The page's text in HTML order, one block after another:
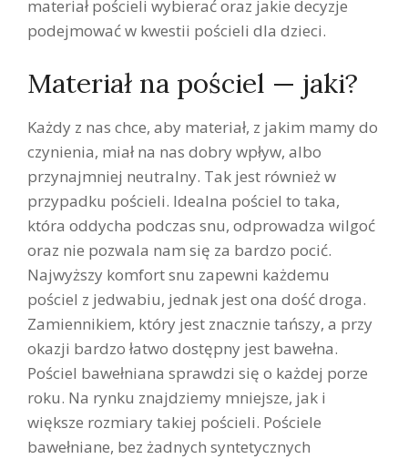
materiał pościeli wybierać oraz jakie decyzje
podejmować w kwestii pościeli dla dzieci.
Materiał na pościel — jaki?
Każdy z nas chce, aby materiał, z jakim mamy do
czynienia, miał na nas dobry wpływ, albo
przynajmniej neutralny. Tak jest również w
przypadku pościeli. Idealna pościel to taka,
która oddycha podczas snu, odprowadza wilgoć
oraz nie pozwala nam się za bardzo pocić.
Najwyższy komfort snu zapewni każdemu
pościel z jedwabiu, jednak jest ona dość droga.
Zamiennikiem, który jest znacznie tańszy, a przy
okazji bardzo łatwo dostępny jest bawełna.
Pościel bawełniana sprawdzi się o każdej porze
roku. Na rynku znajdziemy mniejsze, jak i
większe rozmiary takiej pościeli. Pościele
bawełniane, bez żadnych syntetycznych